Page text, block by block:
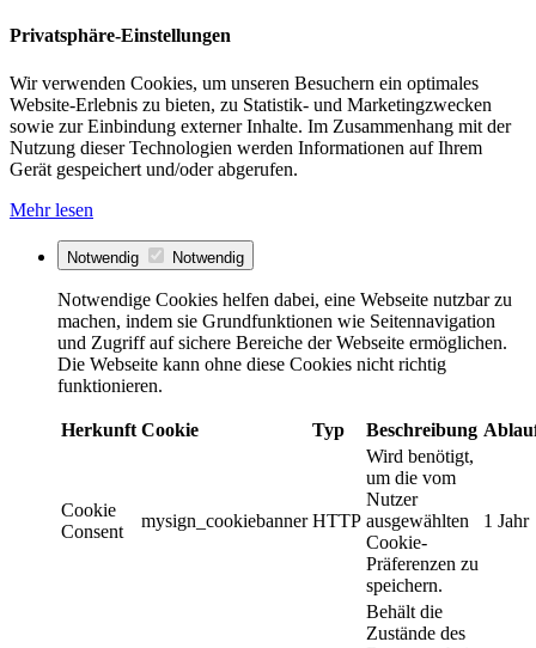
Privatsphäre-Einstellungen
Wir verwenden Cookies, um unseren Besuchern ein optimales
Website-Erlebnis zu bieten, zu Statistik- und Marketingzwecken
sowie zur Einbindung externer Inhalte. Im Zusammenhang mit der
Nutzung dieser Technologien werden Informationen auf Ihrem
Gerät gespeichert und/oder abgerufen.
Mehr lesen
Notwendig Notwendig
Notwendige Cookies helfen dabei, eine Webseite nutzbar zu
machen, indem sie Grundfunktionen wie Seitennavigation
und Zugriff auf sichere Bereiche der Webseite ermöglichen.
Die Webseite kann ohne diese Cookies nicht richtig
funktionieren.
Herkunft Cookie Typ Beschreibung
Cookie
Consent
mysign_cookiebanner HTTP
Wird benötigt,
um die vom
Nutzer
ausgewählten
Cookie-
Präferenzen zu
speichern.
1 Jahr
Behält die
Zustände des